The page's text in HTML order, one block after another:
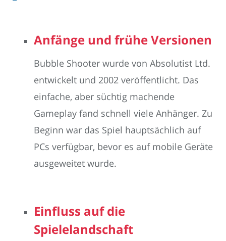
Anfänge und frühe Versionen
Bubble Shooter wurde von Absolutist Ltd.
entwickelt und 2002 veröffentlicht. Das
einfache, aber süchtig machende
Gameplay fand schnell viele Anhänger. Zu
Beginn war das Spiel hauptsächlich auf
PCs verfügbar, bevor es auf mobile Geräte
ausgeweitet wurde.
Einfluss auf die
Spielelandschaft